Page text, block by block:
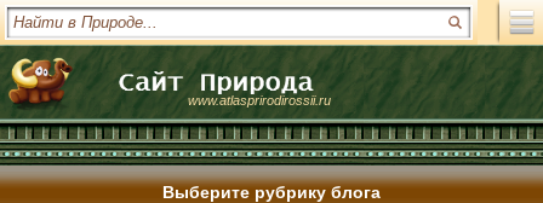
www.atlasprirodirossii.ru
Выберите рубрику блога